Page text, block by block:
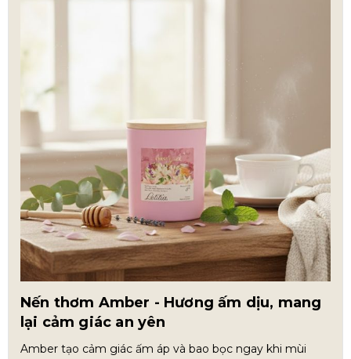
Nến thơm Amber - Hương ấm dịu, mang
lại cảm giác an yên
Amber tạo cảm giác ấm áp và bao bọc ngay khi mùi